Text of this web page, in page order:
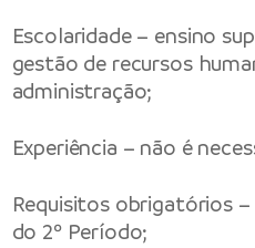
Escolaridade – ensino
gestão de recursos
administração;
Experiência – não é
Requisitos obrigatórios
do 2º Período;